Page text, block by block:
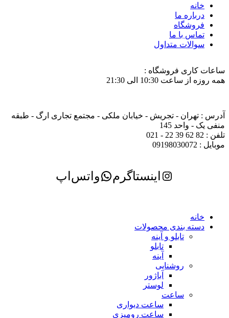
خانه
درباره ما
فروشگاه
تماس با ما
سوالات متداول
ساعات کاری فروشگاه :
همه روزه از ساعت 10:30 الی 21:30
آدرس : تهران - تجریش - خیابان ملکی - مجتمع تجاری ارگ - طبقه
منفی یک - واحد 145
تلفن : 82 62 39 22 - 021
موبایل : 09198030072
اینستاگرم واتس‌اپ
خانه
دسته بندی محصولات
تابلو و آینه
تابلو
آینه
روشنایی
آباژور
لوستر
ساعت
ساعت دیواری
ساعت رومیزی